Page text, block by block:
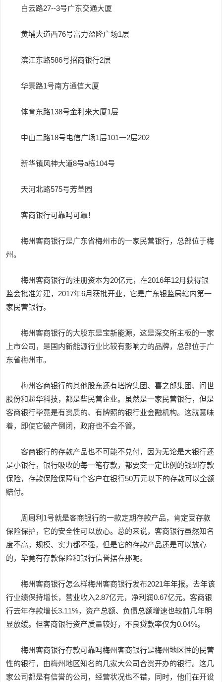
白云路27--3号广东交通大厦
黄埔大道西76号富力盈隆广场1层
滨江东路586号招商银行2层
华景路1号南方通信大厦
体育东路138号金利来大厦1层
中山二路18号电信广场1层101一2层202
新华镇风神大道8号a栋104号
天河北路575号芳草园
客商银行可靠吗可靠！
梅州客商银行是广东省梅州市的一家民营银行，总部位于梅
州。
梅州客商银行的注册资本为20亿元，在2016年12月获得银
监会批准筹建，2017年6月获批开业，它是广东银监局辖内第一
家民营银行。
梅州客商银行的大股东是宝新能源，这是深交所主板的一家
上市公司，是国内新能源行业比较有影响力的品牌，总部位于广
东省梅州市。
梅州客商银行的其他股东还有塔牌集团、喜之郎集团、问世
股份和超华科技，都是些民营企业。虽然是一家民营银行，但是
客商银行毕竟是有资质的、有牌照的银行业金融机构。这就意味
着，即使它破产倒闭，政府也不会不管。
客商银行的存款产品也不可能不兑付，因为无论是大银行还
是小银行，银行吸收的每一笔存款，都要交一定比例的钱到存款
保险，存款保险保障每个客户在银行50万元以下的存款可以全额
赔付。
周周利1号就是客商银行的一款定期存款产品，肯定受存款
保险保护，它的安全性可以放心。总的来说，客商银行虽然知名
度不高，规模、实力都不强，但是它的存款产品还是可以放心
的，毕竟有存款保险和银行信誉摆在那呢。
梅州客商银行怎么样梅州客商银行发布2021年年报。去年该
行业绩保持增长，营业收入2.87亿元，净利润0.67亿元。客商银
行去年存款增长3.11%，资产总额、负债总额增速也较前几年明
显放缓。但客商银行资产质量较好，不良贷款率仅为0.04%。
梅州客商银行存款可靠吗梅州客商银行是梅州地区性的民营
性的银行，由梅州地区知名的几家大公司合资开办的银行。这几
家公司都是有信誉的公司，经营状况也不错，同时，他们在开设